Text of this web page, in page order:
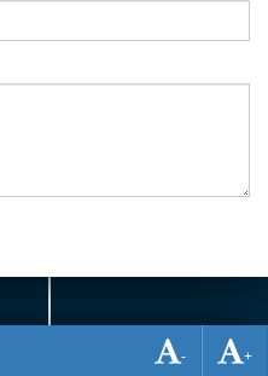
+
-